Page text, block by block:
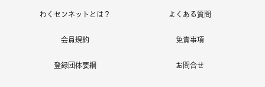
わくセンネットとは？ よくある質問
会員規約 免責事項
登録団体要綱 お問合せ